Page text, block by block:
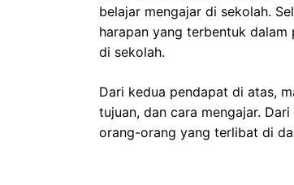
belajar mengajar di sekolah.
harapan yang terbentuk
di sekolah.
Dari kedua pendapat di atas,
tujuan, dan cara mengajar.
orang-orang yang terlibat di